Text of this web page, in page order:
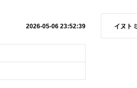
2026-05-06 23:52:39 イヌト